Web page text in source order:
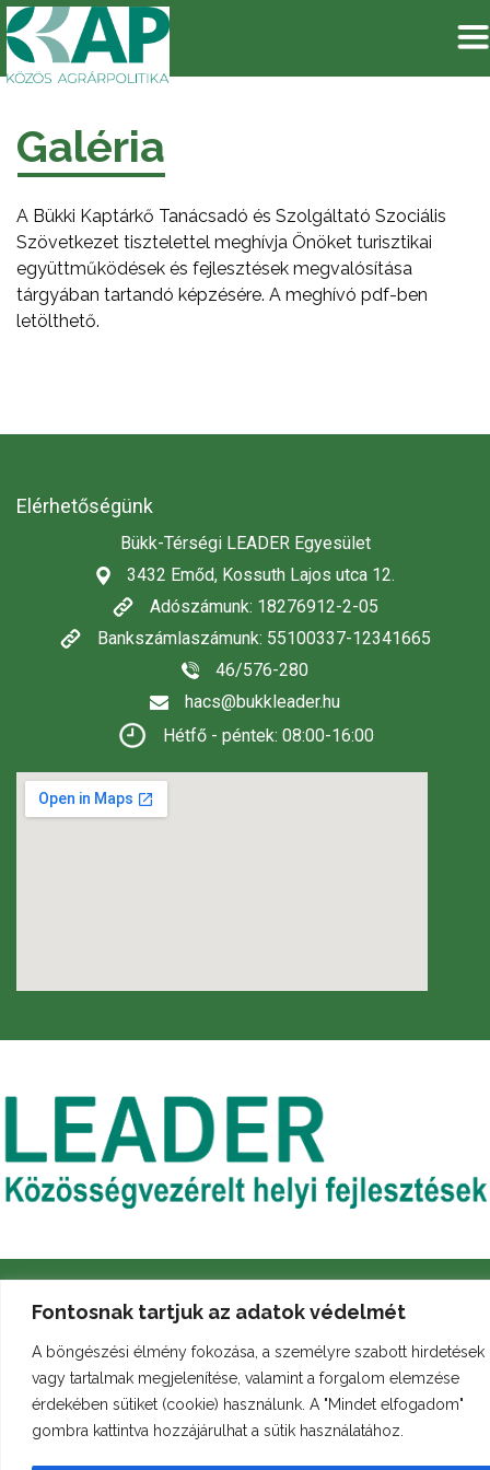
Fontosnak tartjuk az adatok védelmét
A böngészési élmény fokozása, a személyre szabott hirdetések
vagy tartalmak megjelenítése, valamint a forgalom elemzése
érdekében sütiket (cookie) használunk. A "Mindet elfogadom"
gombra kattintva hozzájárulhat a sütik használatához.
Galéria
A Bükki Kaptárkő Tanácsadó és Szolgáltató Szociális
Szövetkezet tisztelettel meghívja Önöket turisztikai
együttműködések és fejlesztések megvalósítása
tárgyában tartandó képzésére. A meghívó pdf-ben
letölthető.
Elérhetőségünk
Bükk-Térségi LEADER Egyesület
3432 Emőd, Kossuth Lajos utca 12.
Adószámunk: 18276912-2-05
Bankszámlaszámunk: 55100337-12341665
46/576-280
hacs@bukkleader.hu
Hétfő - péntek: 08:00-16:00
Archívum Galéria Arculati kézikönyv